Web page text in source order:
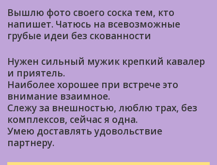
Вышлю фото своего соска тем, кто
напишет. Чатюсь на всевозможные
грубые идеи без скованности
Нужен сильный мужик крепкий кавалер
и приятель.
Наиболее хорошее при встрече это
внимание взаимное.
Слежу за внешностью, люблю трах, без
комплексов, сейчас я одна.
Умею доставлять удовольствие
партнеру.